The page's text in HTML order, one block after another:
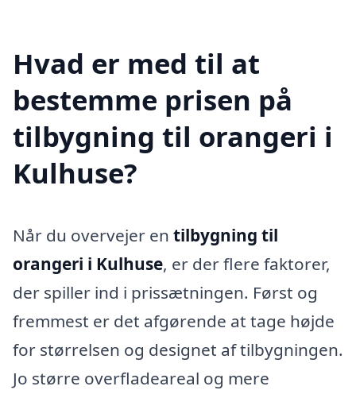
Hvad er med til at
bestemme prisen på
tilbygning til orangeri i
Kulhuse?
Når du overvejer en tilbygning til
orangeri i Kulhuse, er der flere faktorer,
der spiller ind i prissætningen. Først og
fremmest er det afgørende at tage højde
for størrelsen og designet af tilbygningen.
Jo større overfladeareal og mere